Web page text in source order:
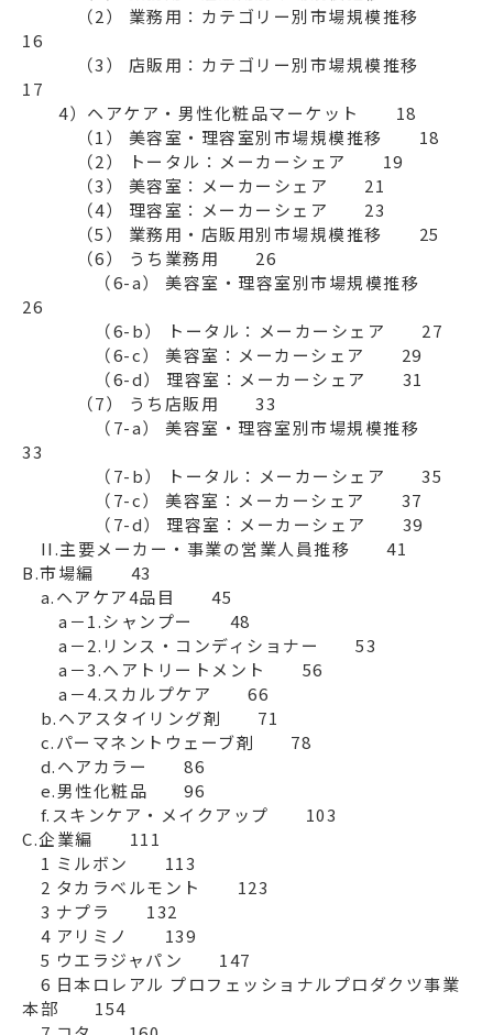
（2） 業務用：カテゴリー別市場規模推移
16
（3） 店販用：カテゴリー別市場規模推移
17
4）ヘアケア・男性化粧品マーケット　　18
（1） 美容室・理容室別市場規模推移　　18
（2） トータル：メーカーシェア　　19
（3） 美容室：メーカーシェア　　21
（4） 理容室：メーカーシェア　　23
（5） 業務用・店販用別市場規模推移　　25
（6） うち業務用　　26
（6-a） 美容室・理容室別市場規模推移
26
（6-b） トータル：メーカーシェア　　27
（6-c） 美容室：メーカーシェア　　29
（6-d） 理容室：メーカーシェア　　31
（7） うち店販用　　33
（7-a） 美容室・理容室別市場規模推移
33
（7-b） トータル：メーカーシェア　　35
（7-c） 美容室：メーカーシェア　　37
（7-d） 理容室：メーカーシェア　　39
II.主要メーカー・事業の営業人員推移　　41
B.市場編　　43
a.ヘアケア4品目　　45
a－1.シャンプー　　48
a－2.リンス・コンディショナー　　53
a－3.ヘアトリートメント　　56
a－4.スカルプケア　　66
b.ヘアスタイリング剤　　71
c.パーマネントウェーブ剤　　78
d.ヘアカラー　　86
e.男性化粧品　　96
f.スキンケア・メイクアップ　　103
C.企業編　　111
1 ミルボン　　113
2 タカラベルモント　　123
3 ナプラ　　132
4 アリミノ　　139
5 ウエラジャパン　　147
6 日本ロレアル プロフェッショナルプロダクツ事業
本部　　154